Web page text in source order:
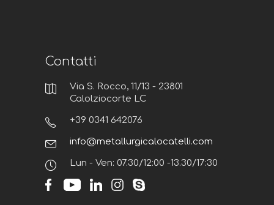
Contatti
Via S. Rocco, 11/13 - 23801
Calolziocorte LC
+39 0341 642076
info@metallurgicalocatelli.com
Lun - Ven: 07.30/12:00 -13.30/17:30